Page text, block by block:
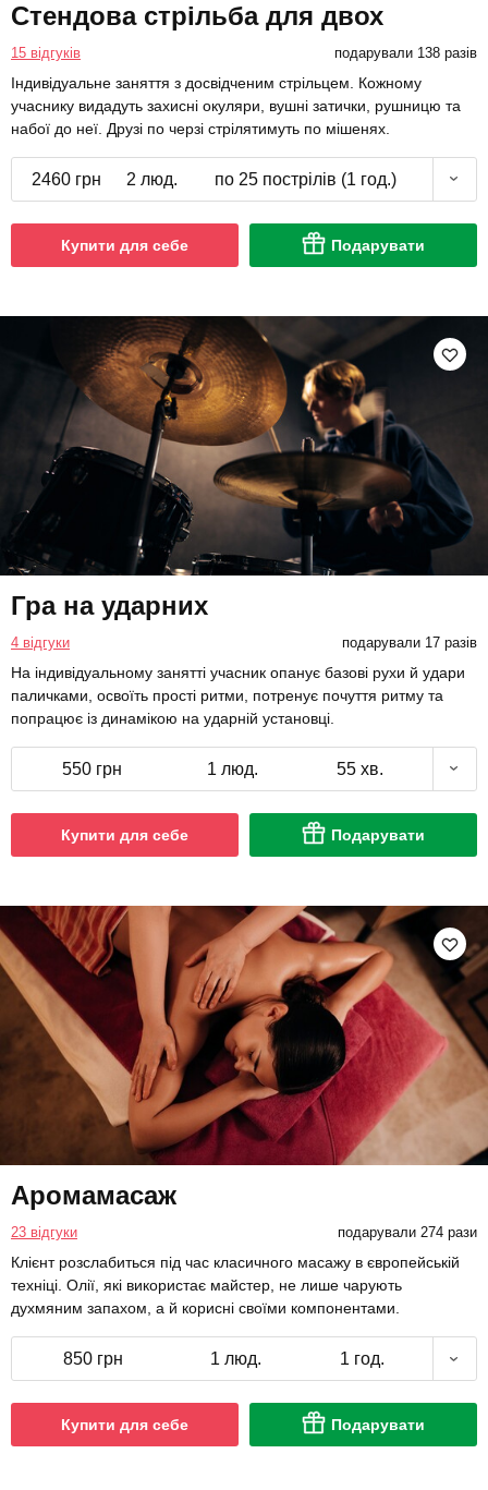
Стендова стрільба для двох
15 відгуків подарували 138 разів
Індивідуальне заняття з досвідченим стрільцем. Кожному
учаснику видадуть захисні окуляри, вушні затички, рушницю та
набої до неї. Друзі по черзі стрілятимуть по мішенях.
2460 грн 2 люд. по 25 пострілів (1 год.)
Купити для себе Подарувати
Гра на ударних
4 відгуки подарували 17 разів
На індивідуальному занятті учасник опанує базові рухи й удари
паличками, освоїть прості ритми, потренує почуття ритму та
попрацює із динамікою на ударній установці.
550 грн 1 люд. 55 хв.
Купити для себе Подарувати
Аромамасаж
23 відгуки подарували 274 рази
Клієнт розслабиться під час класичного масажу в європейській
техніці. Олії, які використає майстер, не лише чарують
духмяним запахом, а й корисні своїми компонентами.
850 грн 1 люд. 1 год.
Купити для себе Подарувати